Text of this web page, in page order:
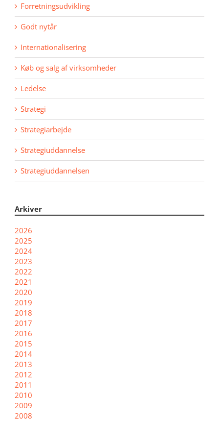
Forretningsudvikling
Godt nytår
Internationalisering
Køb og salg af virksomheder
Ledelse
Strategi
Strategiarbejde
Strategiuddannelse
Strategiuddannelsen
Arkiver
2026
2025
2024
2023
2022
2021
2020
2019
2018
2017
2016
2015
2014
2013
2012
2011
2010
2009
2008